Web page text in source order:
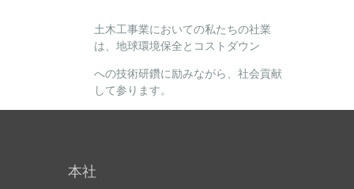
土木工事業においての私たちの社業
は、地球環境保全とコストダウン
への技術研鑽に励みながら、社会貢献
して参ります。
本社